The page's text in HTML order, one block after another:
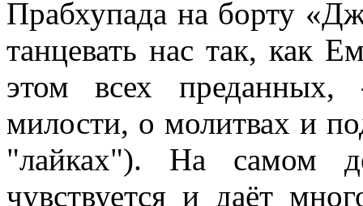
Прабхупада на борту
танцевать нас так, как
этом всех
милости, о молитвах и
"лайках"). На самом
чувствуется и даёт